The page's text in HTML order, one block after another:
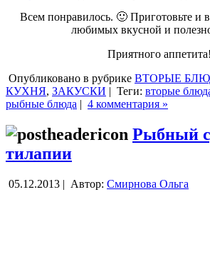
Всем понравилось. 🙂 Приготовьте и
любимых вкусной и
Приятного аппетита!
Опубликовано в рубрике ВТОРЫЕ
КУХНЯ, ЗАКУСКИ | Теги: вторые
рыбные блюда | 4 комментария »
Рыбный
тилапии
05.12.2013 | Автор: Смирнова Ольга